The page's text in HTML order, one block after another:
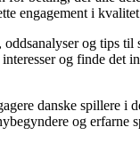
engagement i
og tips
og finde det
danske spillere i
og